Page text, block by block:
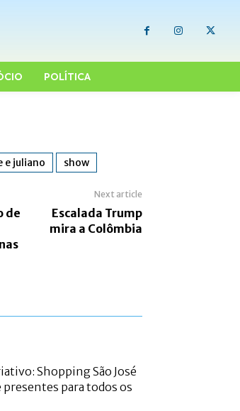
POLÍTICA
e juliano show
de
Next article
Escalada Trump
mira a Colômbia
Shopping São José
presentes para todos os